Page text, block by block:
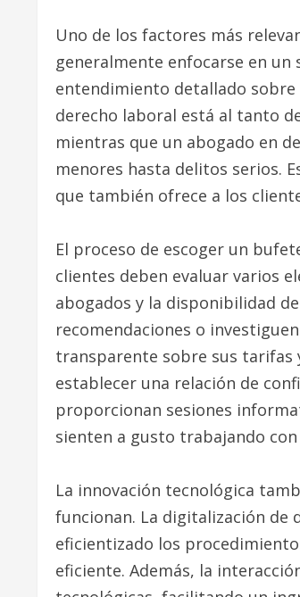
Uno de los factores más
generalmente enfocarse en
entendimiento detallado sobre
derecho laboral está al tanto
mientras que un abogado en
menores hasta delitos serios.
que también ofrece a los
El proceso de escoger un
clientes deben evaluar varios
abogados y la disponibilidad
recomendaciones o
transparente sobre sus tarifas
establecer una relación de
proporcionan sesiones
sienten a gusto trabajando
La innovación tecnológica
funcionan. La digitalización de
eficientizado los
eficiente. Además, la